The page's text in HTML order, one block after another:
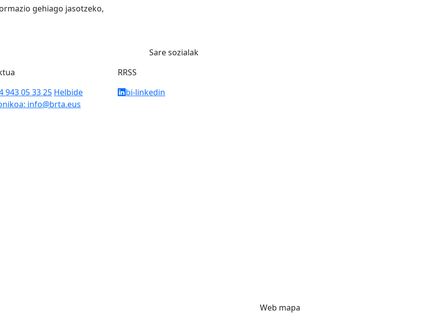
gehiago jasotzeko,
943 05 33 25 Helbide
info@brta.eus
Sare sozialak
RRSS
bi-linkedin
Web mapa